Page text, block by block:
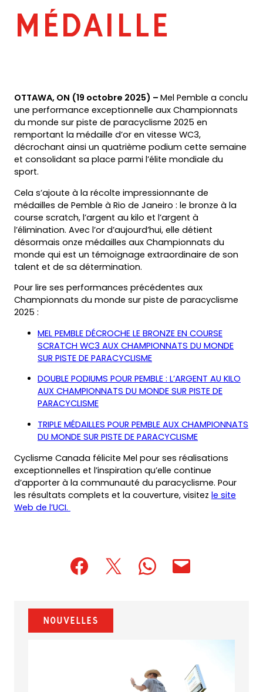
MÉDAILLE
OTTAWA, ON (19 octobre 2025) – Mel Pemble a conclu
une performance exceptionnelle aux Championnats
du monde sur piste de paracyclisme 2025 en
remportant la médaille d’or en vitesse WC3,
décrochant ainsi un quatrième podium cette semaine
et consolidant sa place parmi l’élite mondiale du
sport.
Cela s’ajoute à la récolte impressionnante de
médailles de Pemble à Rio de Janeiro : le bronze à la
course scratch, l’argent au kilo et l’argent à
l’élimination. Avec l’or d’aujourd’hui, elle détient
désormais onze médailles aux Championnats du
monde qui est un témoignage extraordinaire de son
talent et de sa détermination.
Pour lire ses performances précédentes aux
Championnats du monde sur piste de paracyclisme
2025 :
MEL PEMBLE DÉCROCHE LE BRONZE EN COURSE
SCRATCH WC3 AUX CHAMPIONNATS DU MONDE
SUR PISTE DE PARACYCLISME(opens
a
new
DOUBLE PODIUMS POUR PEMBLE : L’ARGENT AU KILO
AUX CHAMPIONNATS DU MONDE SUR PISTE DE
PARACYCLISME(opens
a
new
tab)
TRIPLE MÉDAILLES POUR PEMBLE AUX CHAMPIONNATS
DU MONDE SUR PISTE DE PARACYCLISME(opens
a
new
tab)
Cyclisme Canada félicite Mel pour ses réalisations
exceptionnelles et l’inspiration qu’elle continue
d’apporter à la communauté du paracyclisme. Pour
les résultats complets et la couverture, visitez le site
Web de l’UCI.
(opens
new
tab)
(opens
new
tab)
(opens(opens
(opens
Nouvelles